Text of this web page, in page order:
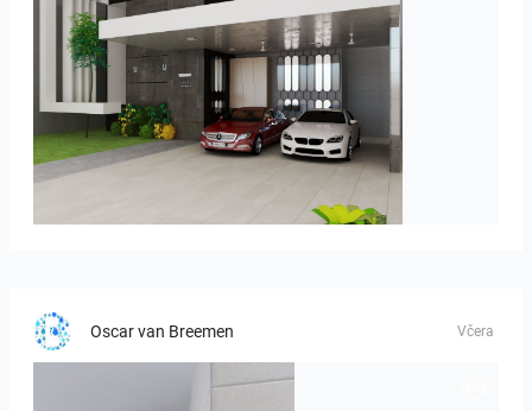
Oscar van Breemen Včera